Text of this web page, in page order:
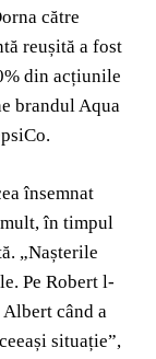
către
reușită a fost
din acțiunile
brandul Aqua
însemnat
mult, în timpul
„Nașterile
Pe Robert l-
când a
situație”,